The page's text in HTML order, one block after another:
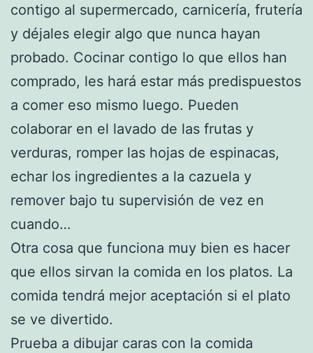
contigo al supermercado, carnicería, frutería
y déjales elegir algo que nunca hayan
probado. Cocinar contigo lo que ellos han
comprado, les hará estar más predispuestos
a comer eso mismo luego. Pueden
colaborar en el lavado de las frutas y
verduras, romper las hojas de espinacas,
echar los ingredientes a la cazuela y
remover bajo tu supervisión de vez en
cuando…
Otra cosa que funciona muy bien es hacer
que ellos sirvan la comida en los platos. La
comida tendrá mejor aceptación si el plato
se ve divertido.
Prueba a dibujar caras con la comida